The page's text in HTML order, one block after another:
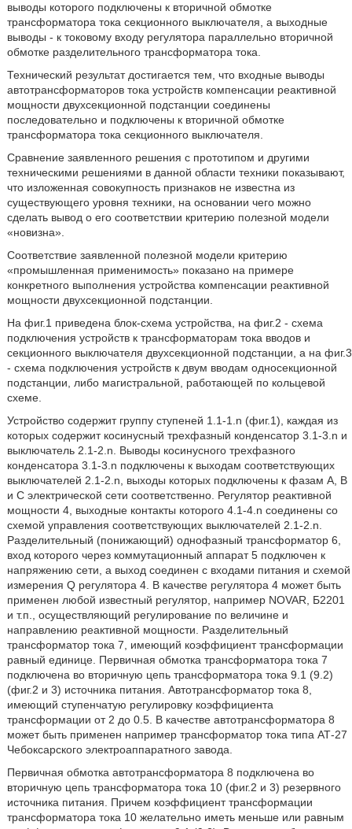
выводы которого подключены к вторичной обмотке
трансформатора тока секционного выключателя, а выходные
выводы - к токовому входу регулятора параллельно вторичной
обмотке разделительного трансформатора тока.
Технический результат достигается тем, что входные выводы
автотрансформаторов тока устройств компенсации реактивной
мощности двухсекционной подстанции соединены
последовательно и подключены к вторичной обмотке
трансформатора тока секционного выключателя.
Сравнение заявленного решения с прототипом и другими
техническими решениями в данной области техники показывают,
что изложенная совокупность признаков не известна из
существующего уровня техники, на основании чего можно
сделать вывод о его соответствии критерию полезной модели
«новизна».
Соответствие заявленной полезной модели критерию
«промышленная применимость» показано на примере
конкретного выполнения устройства компенсации реактивной
мощности двухсекционной подстанции.
На фиг.1 приведена блок-схема устройства, на фиг.2 - схема
подключения устройств к трансформаторам тока вводов и
секционного выключателя двухсекционной подстанции, а на фиг.3
- схема подключения устройств к двум вводам односекционной
подстанции, либо магистральной, работающей по кольцевой
схеме.
Устройство содержит группу ступеней 1.1-1.n (фиг.1), каждая из
которых содержит косинусный трехфазный конденсатор 3.1-3.n и
выключатель 2.1-2.n. Выводы косинусного трехфазного
конденсатора 3.1-3.n подключены к выходам соответствующих
выключателей 2.1-2.n, выходы которых подключены к фазам А, В
и С электрической сети соответственно. Регулятор реактивной
мощности 4, выходные контакты которого 4.1-4.n соединены со
схемой управления соответствующих выключателей 2.1-2.n.
Разделительный (понижающий) однофазный трансформатор 6,
вход которого через коммутационный аппарат 5 подключен к
напряжению сети, а выход соединен с входами питания и схемой
измерения Q регулятора 4. В качестве регулятора 4 может быть
применен любой известный регулятор, например NOVAR, Б2201
и т.п., осуществляющий регулирование по величине и
направлению реактивной мощности. Разделительный
трансформатор тока 7, имеющий коэффициент трансформации
равный единице. Первичная обмотка трансформатора тока 7
подключена во вторичную цепь трансформатора тока 9.1 (9.2)
(фиг.2 и 3) источника питания. Автотрансформатор тока 8,
имеющий ступенчатую регулировку коэффициента
трансформации от 2 до 0.5. В качестве автотрансформатора 8
может быть применен например трансформатор тока типа АТ-27
Чебоксарского электроаппаратного завода.
Первичная обмотка автотрансформатора 8 подключена во
вторичную цепь трансформатора тока 10 (фиг.2 и 3) резервного
источника питания. Причем коэффициент трансформации
трансформатора тока 10 желательно иметь меньше или равным